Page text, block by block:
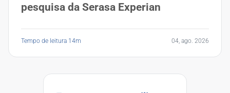
pesquisa da Serasa Experian
Tempo de leitura 14m 04, ago. 2026